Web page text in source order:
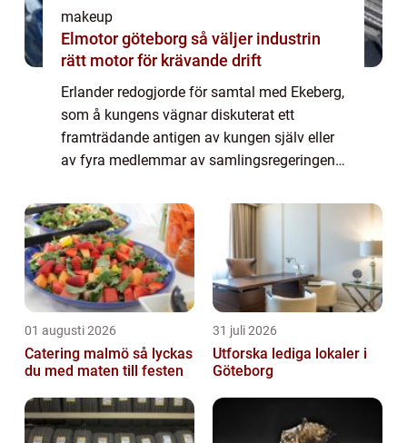
makeup
Elmotor göteborg så väljer industrin
rätt motor för krävande drift
Erlander redogjorde för samtal med Ekeberg,
som å kungens vägnar diskuterat ett
framträdande antigen av kungen själv eller
av fyra medlemmar av samlingsregeringen.
som ...
01 augusti 2026
Catering malmö så lyckas
du med maten till festen
31 juli 2026
Utforska lediga lokaler i
Göteborg